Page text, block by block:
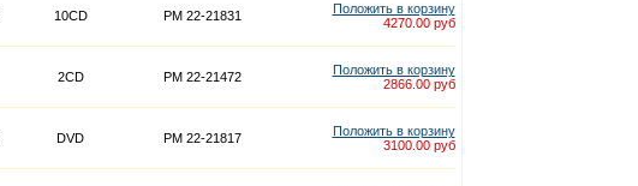
10CD PM 22-21831
Положить в корзину
4270.00 руб
2CD PM 22-21472
Положить в корзину
2866.00 руб
DVD PM 22-21817
Положить в корзину
3100.00 руб